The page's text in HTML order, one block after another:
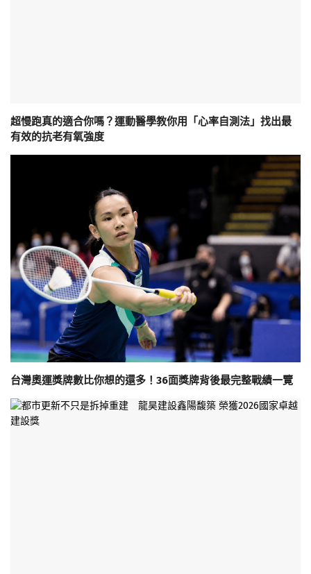
超慢跑真的適合你嗎？運動醫學教你用「心率自測法」找出最
有效的抗老有氧強度
台灣奧運獎牌數比你想的還多！36面獎牌背後最完整戰績一覽